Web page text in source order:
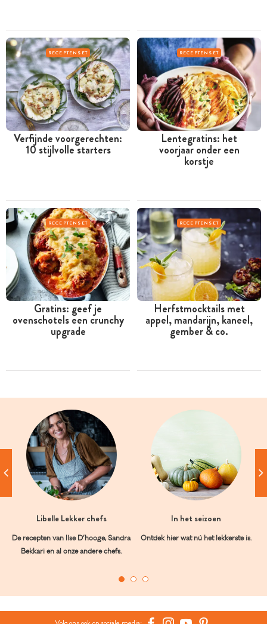
RECEPTENSET
Verfijnde voorgerechten:
10 stijlvolle starters
RECEPTENSET
Lentegratins: het
voorjaar onder een
korstje
RECEPTENSET
Gratins: geef je
ovenschotels een crunchy
upgrade
RECEPTENSET
Herfstmocktails met
appel, mandarijn, kaneel,
gember & co.
Libelle Lekker chefs
De recepten van Ilse D’hooge, Sandra
Bekkari en al onze andere chefs.
In het seizoen
Ontdek hier wat nú het lekkerste is.